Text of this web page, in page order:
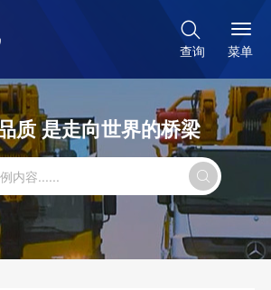

查询 菜单
质 是走向世界的桥梁
